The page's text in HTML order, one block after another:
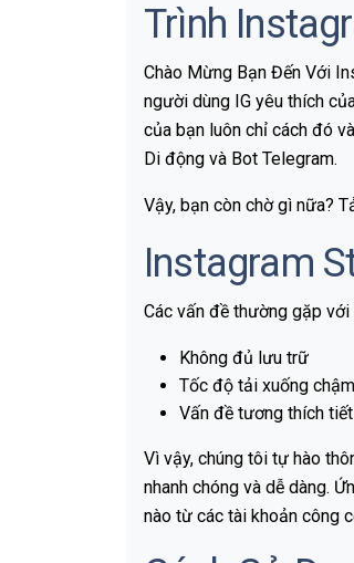
Trình
Chào Mừng Bạn Đến Với
người dùng IG yêu thích
của bạn luôn chỉ cách đó
Di động và Bot Telegram.
Vậy, bạn còn chờ gì nữa?
Instagram
Các vấn đề thường gặp
Không đủ lưu trữ
Tốc độ tải xuống chậm
Vấn đề tương thích
Vì vậy, chúng tôi tự hào
nhanh chóng và dễ dàng.
nào từ các tài khoản công